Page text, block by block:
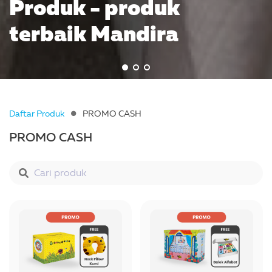
Produk - produk
terbaik Mandira
terbaik Mandira
Mandira
Daftar Produk PROMO CASH
PROMO CASH